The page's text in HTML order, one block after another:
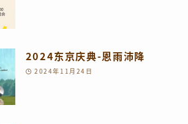
2024东京庆典-恩雨沛降
2024年11月24日